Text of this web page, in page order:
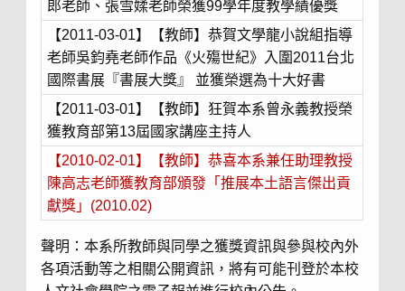
郎老師、張雪媃老師榮獲99學年度教學績優獎
【2011-03-01】【教師】恭賀文學龍小說組指導
老師吳鈞堯老師作品《火殤世紀》入圍2011台北
國際書展『書展大獎』 並獲榮選為十大好書
【2011-03-01】【教師】狂賀本系曾永義教授榮
獲教育部第13屆國家講座主持人
【2010-02-01】【教師】恭喜本系兼任助理教授
陳高志老師獲教育部頒發「推展本土語言傑出貢
獻獎」(2010.02)
聲明：本系所教師與同學之獲獎資訊與參與校內外
各項活動等之相關公開資訊，將有可能刊登於本校